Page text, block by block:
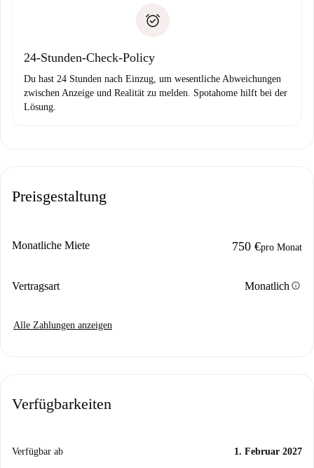
24-Stunden-Check-Policy
Du hast 24 Stunden nach Einzug, um wesentliche Abweichungen
zwischen Anzeige und Realität zu melden. Spotahome hilft bei der
Lösung.
Preisgestaltung
Monatliche Miete 750 €pro Monat
Vertragsart Monatlich info
Alle Zahlungen anzeigen
Verfügbarkeiten
Verfügbar ab 1. Februar 2027